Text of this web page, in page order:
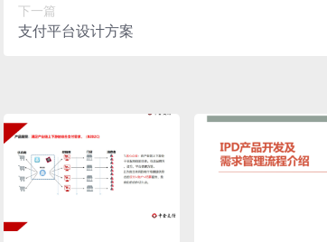
下一篇
支付平台设计方案